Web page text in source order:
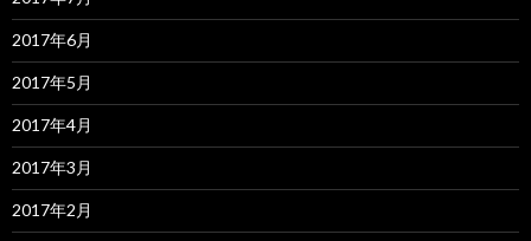
2017年6月
2017年5月
2017年4月
2017年3月
2017年2月